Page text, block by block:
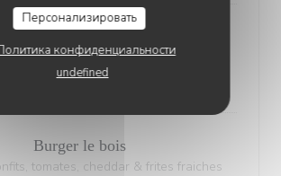
Персонализировать
конфиденциальности
undefined
roquette, pistou & frites maison
22,90 EUR
Burger le bois
tomates, cheddar & frites fraiches